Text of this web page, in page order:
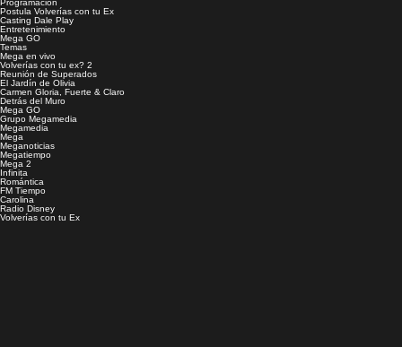
Postula Volverías con tu Ex
Casting Dale Play
Entretenimiento
Mega GO
Temas
Mega en vivo
Volverías con tu ex? 2
Reunión de Superados
El Jardín de Olivia
Carmen Gloria, Fuerte & Claro
Detrás del Muro
Mega GO
Grupo Megamedia
Megamedia
Mega
Meganoticias
Megatiempo
Mega 2
Infinita
Romántica
FM Tiempo
Carolina
Radio Disney
Volverías con tu Ex